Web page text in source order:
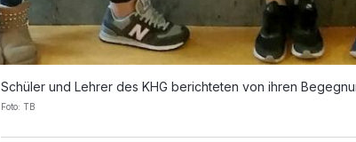
Schüler und Lehrer des KHG berichteten von ihren
Foto: TB